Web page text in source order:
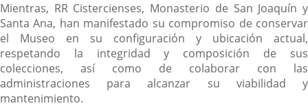
Mientras, RR Cistercienses, Monasterio de San Joaquín y
Santa Ana, han manifestado su compromiso de conservar
el Museo en su configuración y ubicación actual,
respetando la integridad y composición de sus
colecciones, así como de colaborar con las
administraciones para alcanzar su viabilidad y
mantenimiento.